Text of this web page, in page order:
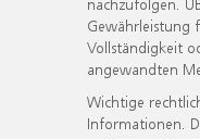
Gewährleistung
Vollständigkeit
angewandten
Wichtige
Informationen.